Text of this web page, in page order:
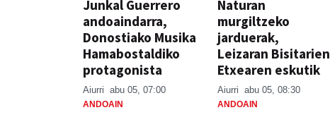
Junkal Guerrero
andoaindarra,
Donostiako Musika
Hamabostaldiko
protagonista
Aiurri abu 05, 07:00
ANDOAIN
Naturan
murgiltzeko
jarduerak,
Leizaran Bisitarien
Etxearen eskutik
Aiurri abu 05, 08:30
ANDOAIN